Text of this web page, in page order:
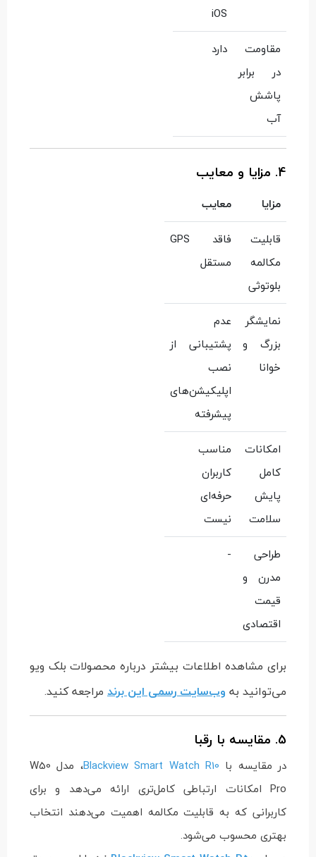
iOS
مقاومت
در برابر
پاشش
آب
دارد
4. مزایا و معایب
مزایا
معایب
قابلیت
مکالمه
بلوتوثی
فاقد GPS
مستقل
نمایشگر
بزرگ و
خوانا
عدم
پشتیبانی از
نصب
اپلیکیشن‌های
پیشرفته
امکانات
کامل
پایش
سلامت
مناسب
کاربران
حرفه‌ای
نیست
طراحی
مدرن و
قیمت
اقتصادی
-
برای مشاهده اطلاعات بیشتر درباره محصولات بلک ویو
می‌توانید به وب‌سایت رسمی این برند مراجعه کنید.
5. مقایسه با رقبا
در مقایسه با Blackview Smart Watch R10
، مدل W50
Pro امکانات ارتباطی کامل‌تری ارائه می‌دهد و برای
کاربرانی که به قابلیت مکالمه اهمیت می‌دهند انتخاب
بهتری محسوب می‌شود.